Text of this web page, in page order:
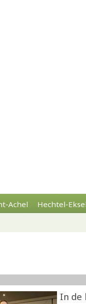
Achel Hechtel-
In de